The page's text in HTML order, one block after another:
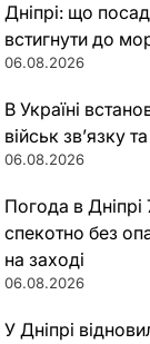
Дніпрі: що
встигнути до
06.08.2026
В Україні
військ зв’язку
06.08.2026
Погода в Дніпрі
спекотно без
на заході
06.08.2026
У Дніпрі